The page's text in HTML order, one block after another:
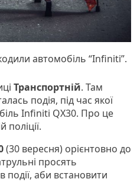
автомобіль “Infiniti”.
Транспортній. Там
подія, під час якої
Infiniti QX30. Про це
поліції.
(30 вересня) орієнтовно до
просять
події, аби встановити